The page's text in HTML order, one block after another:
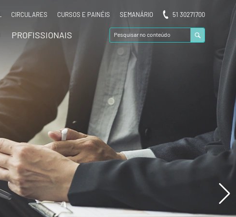
CIRCULARES CURSOS E PAINÉIS SEMANÁRIO 51 30271700
PROFISSIONAIS